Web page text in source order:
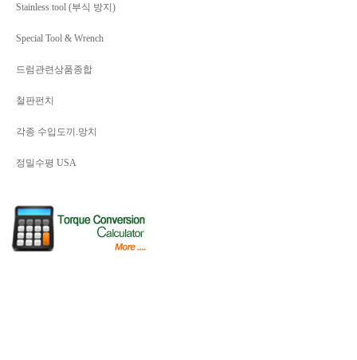
Stainless tool (부식 방지)
Special Tool & Wrench
드럼관련상품종합
철판펀치
각종 수입도끼.망치
정밀수평 USA